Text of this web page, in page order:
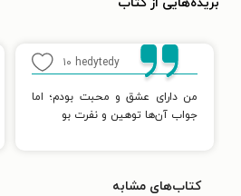
hedytedy ۱۰
من دارای عشق و محبت بودم؛ اما
جواب آن‌ها توهین و نفرت بو
کتاب‌های مشابه